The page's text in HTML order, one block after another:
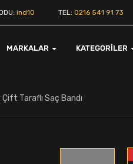
ind10 TEL: 0216 541 91 73
MARKALAR KATEGORILER
Çift Taraflı Saç Bandı